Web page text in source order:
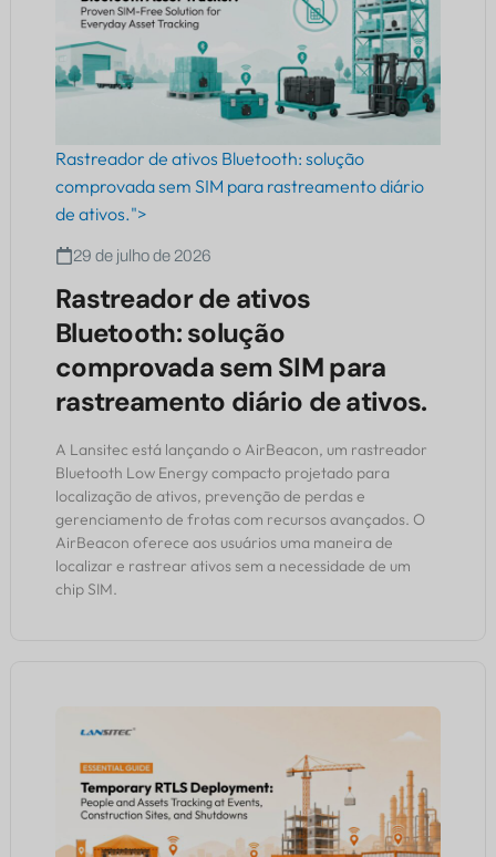
Rastreador de ativos Bluetooth: solução
comprovada sem SIM para rastreamento diário
de ativos.">
29 de julho de 2026
Rastreador de ativos
Bluetooth: solução
comprovada sem SIM para
rastreamento diário de ativos.
A Lansitec está lançando o AirBeacon, um rastreador
Bluetooth Low Energy compacto projetado para
localização de ativos, prevenção de perdas e
gerenciamento de frotas com recursos avançados. O
AirBeacon oferece aos usuários uma maneira de
localizar e rastrear ativos sem a necessidade de um
chip SIM.